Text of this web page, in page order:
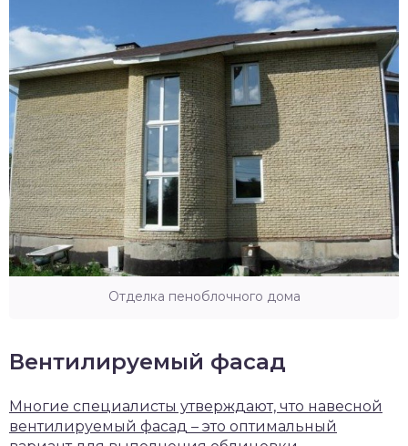
Отделка пеноблочного дома
Вентилируемый фасад
Многие специалисты утверждают, что навесной
вентилируемый фасад – это оптимальный